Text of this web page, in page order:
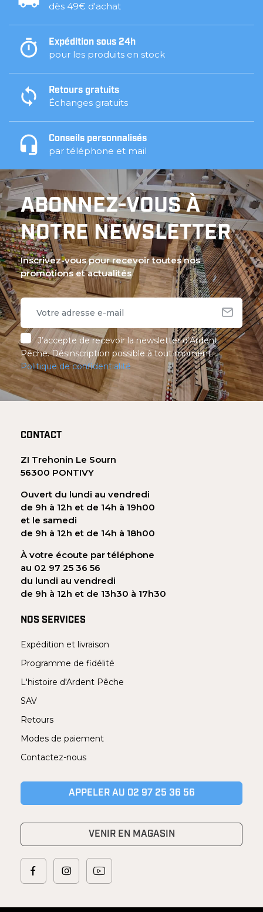
dès 49€ d'achat
Expédition sous 24h
pour les produits en stock
Retours gratuits
Échanges gratuits
Conseils personnalisés
par téléphone et mail
ABONNEZ-VOUS À
NOTRE NEWSLETTER
Inscrivez-vous pour recevoir toutes nos
promotions et actualités
J’accepte de recevoir la newsletter d’Ardent
Pêche. Désinscription possible à tout moment.
Politique de confidentialité
CONTACT
ZI Trehonin Le Sourn
56300 PONTIVY
Ouvert du lundi au vendredi
de 9h à 12h et de 14h à 19h00
et le samedi
de 9h à 12h et de 14h à 18h00
À votre écoute par téléphone
au 02 97 25 36 56
du lundi au vendredi
de 9h à 12h et de 13h30 à 17h30
NOS SERVICES
Expédition et livraison
Programme de fidélité
L'histoire d'Ardent Pêche
SAV
Retours
Modes de paiement
Contactez-nous
APPELER AU 02 97 25 36 56
VENIR EN MAGASIN